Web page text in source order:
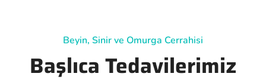
Beyin, Sinir ve Omurga Cerrahisi
Başlıca Tedavilerimiz